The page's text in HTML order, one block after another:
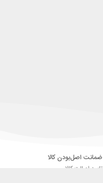
ضمانت اصل‌بودن کالا
تایید اصالت کالا